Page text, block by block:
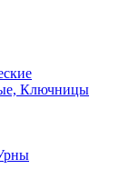
Ключницы